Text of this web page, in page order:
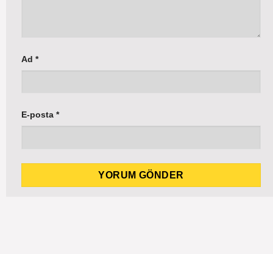
Ad *
E-posta *